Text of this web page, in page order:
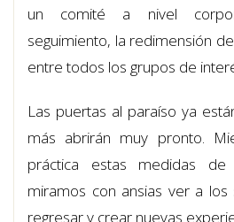
un comité a nivel
seguimiento, la redimensión
entre todos los grupos de
Las puertas al paraíso ya
más abrirán muy pronto.
práctica estas medidas
miramos con ansias ver a los
regresar y crear nuevas